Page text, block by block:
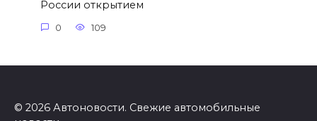
России открытием
0 109
© 2026 Автоновости. Свежие автомобильные